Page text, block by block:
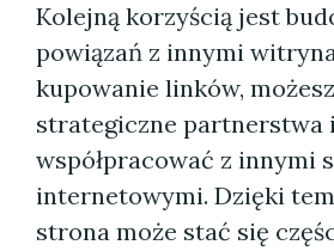
Kolejną korzyścią jest
powiązań z innymi
kupowanie linków,
strategiczne partnerstwa
współpracować z innymi
internetowymi. Dzięki
strona może stać się